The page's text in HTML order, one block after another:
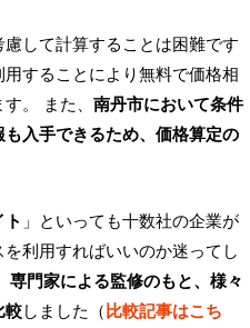
して計算することは困難です
用することにより無料で価格相
。 また、 南丹市において条件
入手できるため、価格算定の
」といっても十数社の企業が
利用すればいいのか迷ってし
専門家による監修のもと、様々
較しました（比較記事はこち